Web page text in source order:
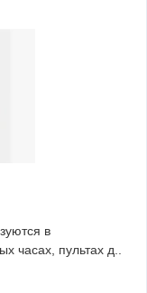
в
часах, пультах д..